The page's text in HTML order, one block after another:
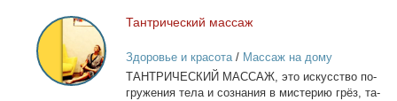
Тантрический
массаж
Тан­три­че­ский мас­саж
Здоровье и красота/ Массаж на дому
ТАНТРИЧЕСКИЙ МАССАЖ, это ис­кус­ство по­
гру­же­ния те­ла и со­зна­ния в ми­сте­рию грёз, та­